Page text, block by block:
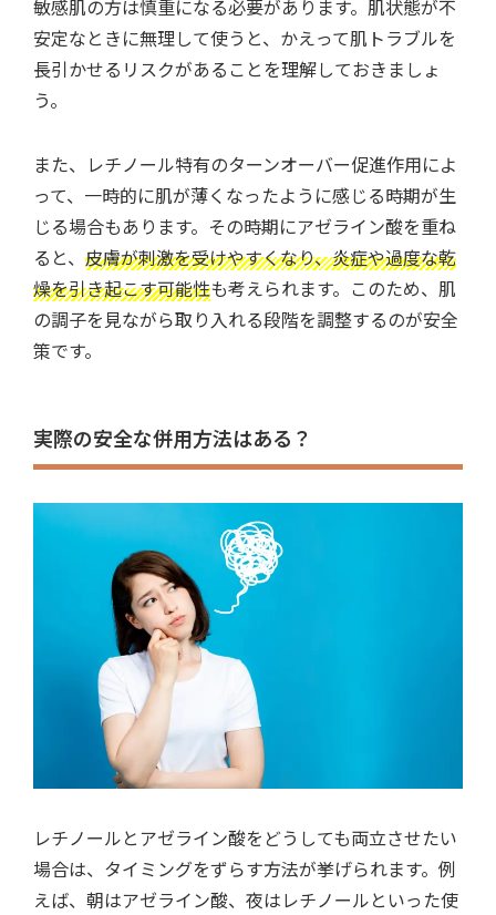
敏感肌の方は慎重になる必要があります。肌状態が不
安定なときに無理して使うと、かえって肌トラブルを
長引かせるリスクがあることを理解しておきましょ
う。
また、レチノール特有のターンオーバー促進作用によ
って、一時的に肌が薄くなったように感じる時期が生
じる場合もあります。その時期にアゼライン酸を重ね
ると、 皮膚が刺激を受けやすくなり、炎症や過度な乾
燥を引き起こす可能性も考えられます。このため、肌
の調子を見ながら取り入れる段階を調整するのが安全
策です。
実際の安全な併用方法はある？
レチノールとアゼライン酸をどうしても両立させたい
場合は、タイミングをずらす方法が挙げられます。例
えば、朝はアゼライン酸、夜はレチノールといった使